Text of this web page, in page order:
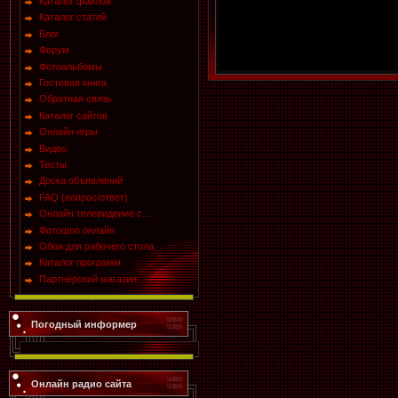
Каталог статей
Блог
Форум
Фотоальбомы
Гостевая книга
Обратная связь
Каталог сайтов
Онлайн игры
Видео
Тесты
Доска объявлений
FAQ (вопрос/ответ)
Онлайн телевидение с...
Фотошоп онлайн
Обои для рабочего стола
Каталог программ
Партнёрский магазин ...
Погодный информер
Онлайн радио сайта